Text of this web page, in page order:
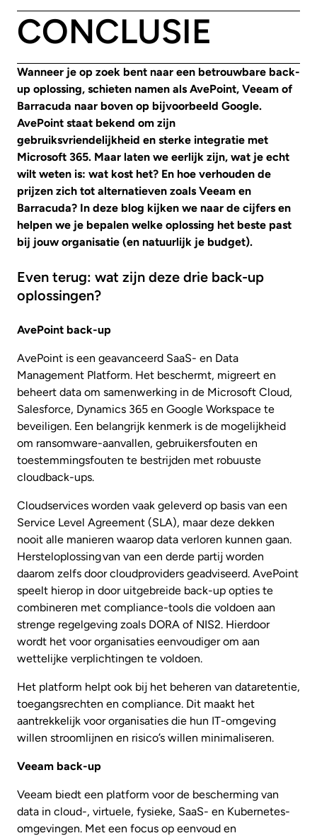
CONCLUSIE
Wanneer je op zoek bent naar een betrouwbare back-
up oplossing, schieten namen als AvePoint, Veeam of
Barracuda naar boven op bijvoorbeeld Google.
AvePoint staat bekend om zijn
gebruiksvriendelijkheid en sterke integratie met
Microsoft 365. Maar laten we eerlijk zijn, wat je echt
wilt weten is: wat kost het? En hoe verhouden de
prijzen zich tot alternatieven zoals Veeam en
Barracuda? In deze blog kijken we naar de cijfers en
helpen we je bepalen welke oplossing het beste past
bij jouw organisatie (en natuurlijk je budget).
Even terug: wat zijn deze drie back-up
oplossingen?
AvePoint back-up
AvePoint is een geavanceerd SaaS- en Data
Management Platform. Het beschermt, migreert en
beheert data om samenwerking in de Microsoft Cloud,
Salesforce, Dynamics 365 en Google Workspace te
beveiligen. Een belangrijk kenmerk is de mogelijkheid
om ransomware-aanvallen, gebruikersfouten en
toestemmingsfouten te bestrijden met robuuste
cloudback-ups.
Cloudservices worden vaak geleverd op basis van een
Service Level Agreement (SLA), maar deze dekken
nooit alle manieren waarop data verloren kunnen gaan.
Hersteloplossing van van een derde partij worden
daarom zelfs door cloudproviders geadviseerd. AvePoint
speelt hierop in door uitgebreide back-up opties te
combineren met compliance-tools die voldoen aan
strenge regelgeving zoals DORA of NIS2. Hierdoor
wordt het voor organisaties eenvoudiger om aan
wettelijke verplichtingen te voldoen.
Het platform helpt ook bij het beheren van dataretentie,
toegangsrechten en compliance. Dit maakt het
aantrekkelijk voor organisaties die hun IT-omgeving
willen stroomlijnen en risico’s willen minimaliseren.
Veeam back-up
Veeam biedt een platform voor de bescherming van
data in cloud-, virtuele, fysieke, SaaS- en Kubernetes-
omgevingen. Met een focus op eenvoud en